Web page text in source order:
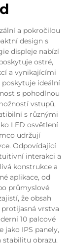
a pokročilou
design s
displeje nabízí
ostré,
a vynikajícími
ideální
s pohodlnou
vstupů,
s různými
LED osvětlení
udržují
Odpovídající
interakci a
konstrukce a
aplikace, od
průmyslové
že obsah
vrstva
10 palcové
jako IPS panely,
stabilitu obrazu.